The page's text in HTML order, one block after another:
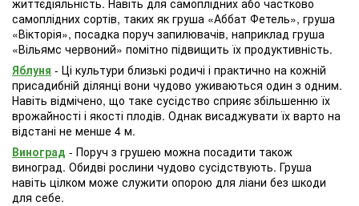
самоплідних сортів, таких як груша «Аббат Фетель», груша
«Вікторія», посадка поруч запилювачів, наприклад груша
«Вільямс червоний» помітно підвищить їх продуктивність.
Яблуня - Ці культури близькі родичі і практично на кожній
присадибній ділянці вони чудово уживаються один з одним.
Навіть відмічено, що таке сусідство сприяє збільшенню їх
врожайності і якості плодів. Однак висаджувати їх варто на
відстані не менше 4 м.
Виноград - Поруч з грушею можна посадити також
виноград. Обидві рослини чудово сусідствують. Груша
навіть цілком може служити опорою для ліани без шкоди
для себе.